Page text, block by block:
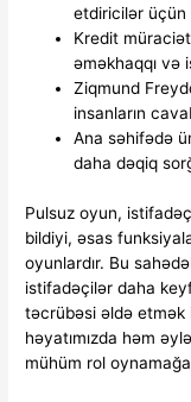
etdiricilər üçün
Kredit
əməkhaqqı və
Ziqmund
insanların
Ana səhifədə
daha dəqiq
Pulsuz oyun,
bildiyi, əsas
oyunlardır. Bu
istifadəçilər daha
təcrübəsi əldə etmək
həyatımızda həm
mühüm rol